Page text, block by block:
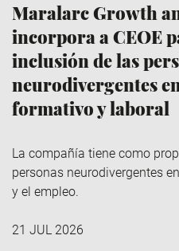
Maralarc Growth
incorpora a CEOE
inclusión de las
neurodivergentes
formativo y laboral
La compañía tiene como
personas neurodivergentes
y el empleo.
21 JUL 2026